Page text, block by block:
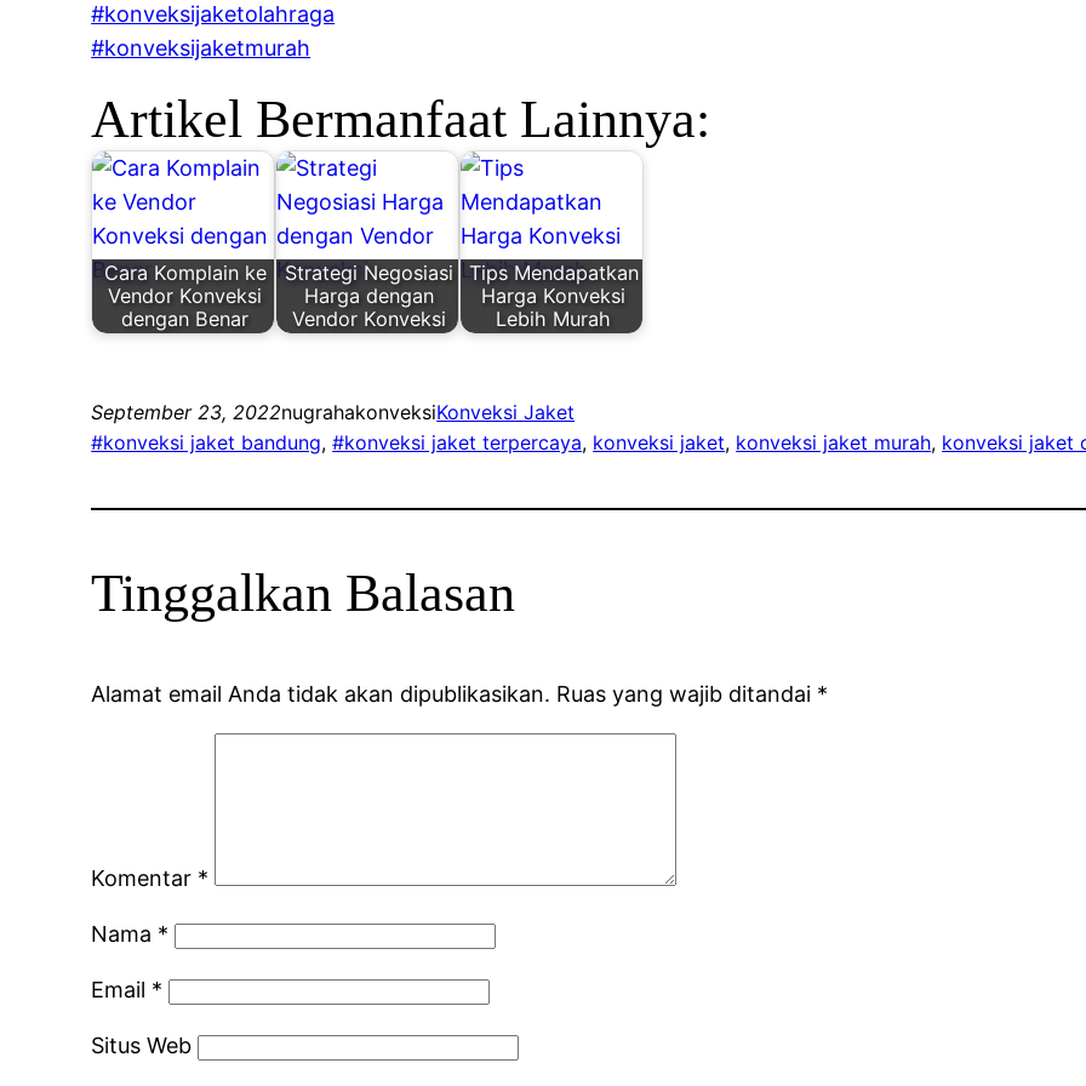
#konveksijaketolahraga
#konveksijaketmurah
Artikel Bermanfaat Lainnya:
Cara Komplain ke
Vendor Konveksi
dengan Benar
Strategi Negosiasi
Harga dengan
Vendor Konveksi
Tips Mendapatkan
Harga Konveksi
Lebih Murah
September 23, 2022nugrahakonveksiKonveksi Jaket
#konveksi jaket bandung, #konveksi jaket terpercaya, konveksi jaket, konveksi jaket murah, konveksi jaket
Tinggalkan Balasan
Alamat email Anda tidak akan dipublikasikan. Ruas yang wajib ditandai *
Komentar *
Nama *
Email *
Situs Web